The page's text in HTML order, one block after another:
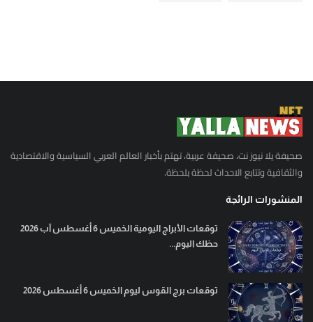
صحيفة يلا نيوز نت، صحيفة عربية، تهتم بأخبار العالم العربي السياسية والاقتصادية
والثقافية وتتابع الاحداث لحظة بلحظة.
المنشورات الرائجة
توقعات الأبراج اليومية الخميس 6 أغسطس آب 2026
حظك اليوم...
توقعات برج القوس ليوم الخميس 6 أغسطس 2026